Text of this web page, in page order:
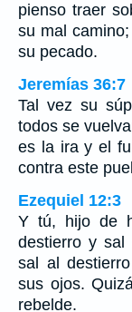
pienso traer
su mal
su pecado.
Jeremías 36:7
Tal vez su
todos se
es la ira y el
contra este
Ezequiel 12:3
Y tú, hijo de
destierro y sal
sal al
sus ojos.
rebelde.